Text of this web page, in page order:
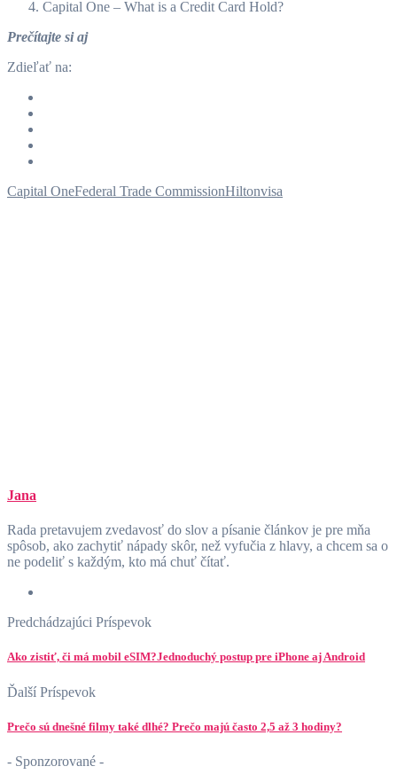
Capital One – What is a Credit Card Hold?
Prečítajte si aj
Zdieľať na:
Capital OneFederal Trade CommissionHiltonvisa
Jana
Rada pretavujem zvedavosť do slov a písanie článkov je pre mňa
spôsob, ako zachytiť nápady skôr, než vyfučia z hlavy, a chcem sa o
ne podeliť s každým, kto má chuť čítať.
Predchádzajúci Príspevok
Ako zistiť, či má mobil eSIM?Jednoduchý postup pre iPhone aj Android
Ďalší Príspevok
Prečo sú dnešné filmy také dlhé? Prečo majú často 2,5 až 3 hodiny?
- Sponzorované -